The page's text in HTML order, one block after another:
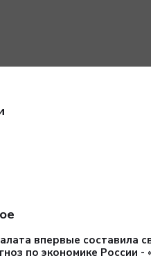
впервые составила
по экономике России -